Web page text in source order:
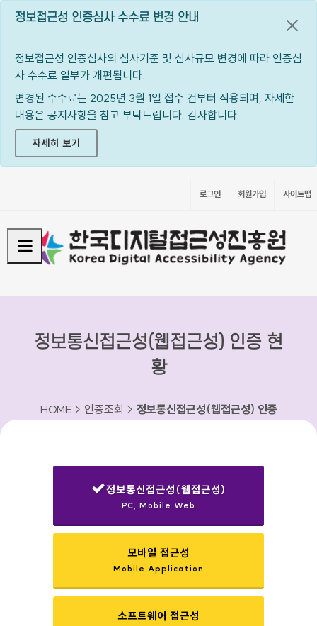
정보접근성 인증심사 수수료 변경 안내
정보접근성 인증심사의 심사기준 및 심사규모 변경에 따라 인증심
사 수수료 일부가 개편됩니다.
변경된 수수료는 2025년 3월 1일 접수 건부터 적용되며, 자세한
내용은 공지사항을 참고 부탁드립니다. 감사합니다.
자세히 보기
공지
로그인 회원가입 사이트맵
정보통신접근성(웹접근성) 인증 현
황
HOME > 인증조회 > 정보통신접근성(웹접근성) 인증
정보통신접근성(웹접근성)
PC, Mobile Web
모바일 접근성
Mobile Application
소프트웨어 접근성